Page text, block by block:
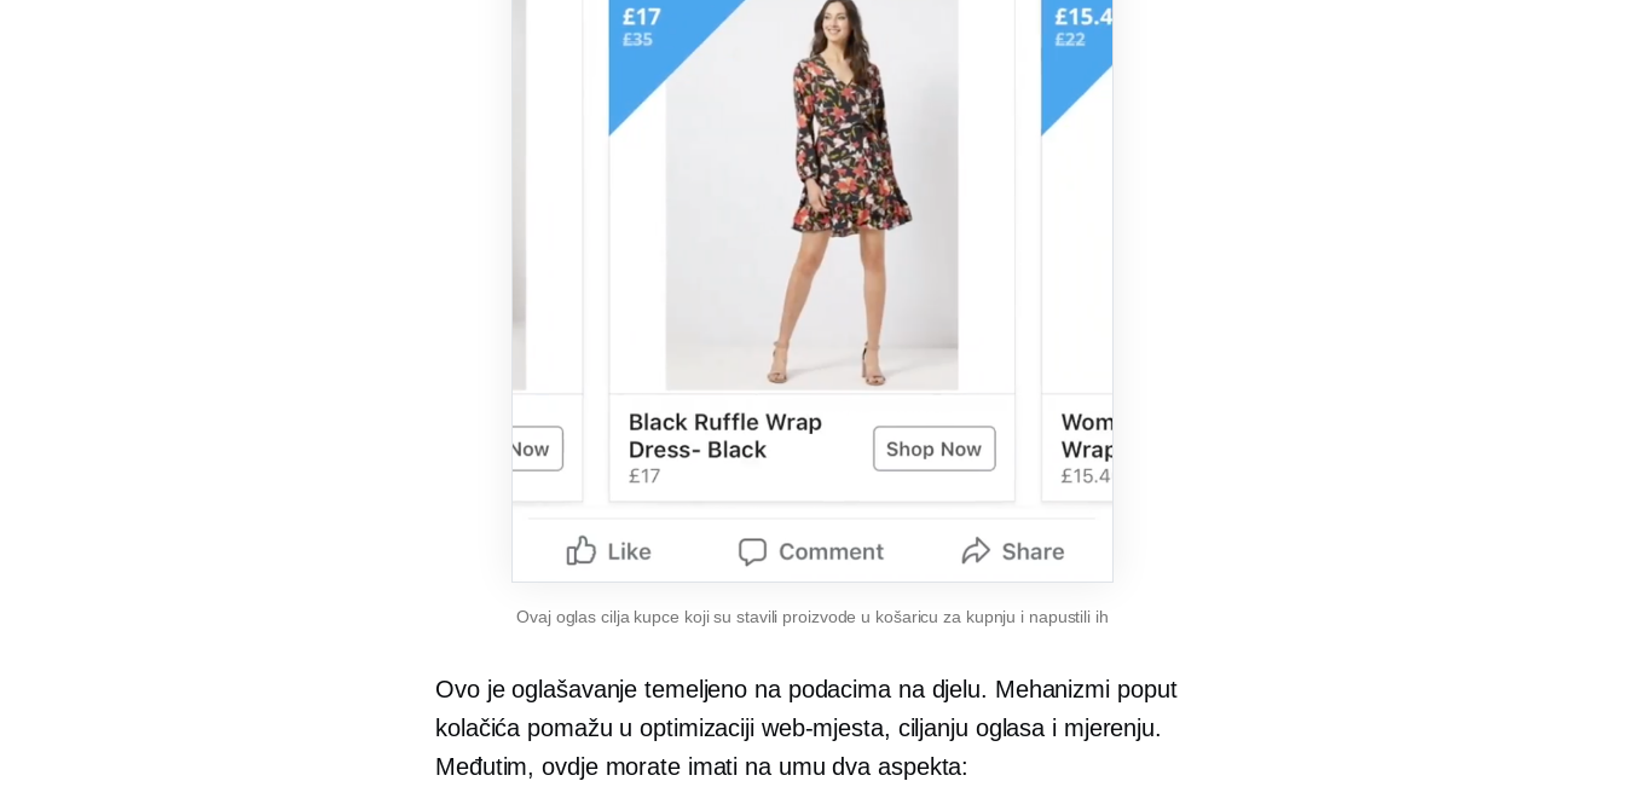
Ovaj oglas cilja kupce koji su stavili proizvode u košaricu za kupnju i napustili ih
Ovo je oglašavanje temeljeno na podacima na djelu. Mehanizmi poput
kolačića pomažu u optimizaciji web-mjesta, ciljanju oglasa i mjerenju.
Međutim, ovdje morate imati na umu dva aspekta: